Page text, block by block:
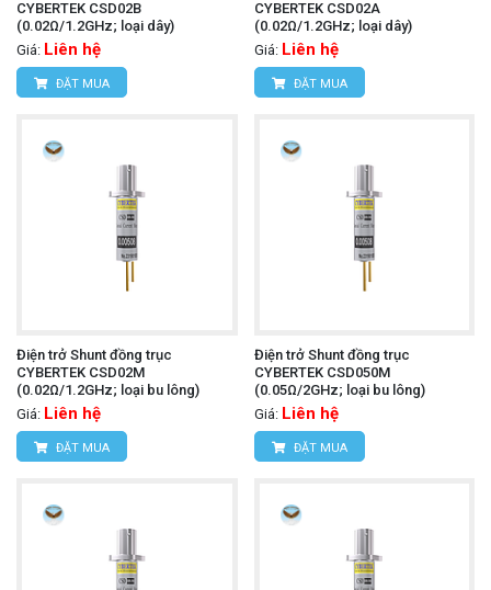
CYBERTEK CSD02B
(0.02Ω/1.2GHz; loại dây)
Giá: Liên hệ
ĐẶT MUA
CYBERTEK CSD02A
(0.02Ω/1.2GHz; loại dây)
Giá: Liên hệ
ĐẶT MUA
Điện trở Shunt đồng trục
CYBERTEK CSD02M
(0.02Ω/1.2GHz; loại bu lông)
Giá: Liên hệ
ĐẶT MUA
Điện trở Shunt đồng trục
CYBERTEK CSD050M
(0.05Ω/2GHz; loại bu lông)
Giá: Liên hệ
ĐẶT MUA